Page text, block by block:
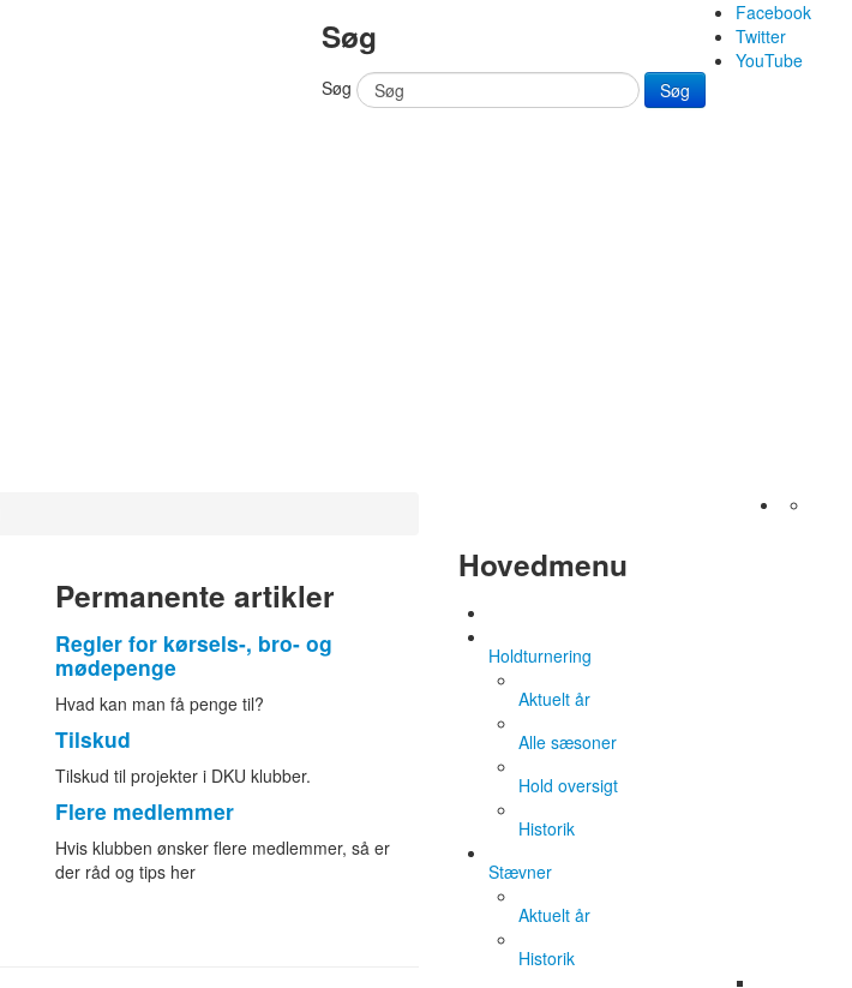
Søg
Søg Søg
Facebook
Twitter
YouTube
Permanente artikler
Regler for kørsels-, bro- og
mødepenge
Hvad kan man få penge til?
Tilskud
Tilskud til projekter i DKU klubber.
Flere medlemmer
Hvis klubben ønsker flere medlemmer, så er
der råd og tips her
Hovedmenu
Holdturnering
Aktuelt år
Alle sæsoner
Hold oversigt
Historik
Stævner
Aktuelt år
Historik